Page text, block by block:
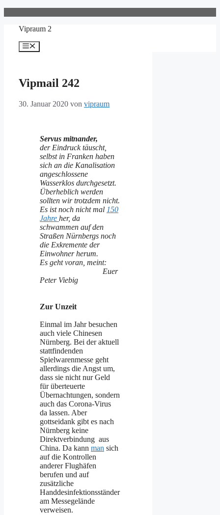
springenVipraum 2
Menü
Vipmail 242
30. Januar 2020 von vipraum
Servus mitnander,
der Eindruck täuscht,
selbst in Franken haben
sich an die Kanalisation
angeschlossene
Wasserklos durchgesetzt.
Überheblich werden
sollten wir trotzdem nicht.
Es ist noch nicht mal 150
Jahre her, da
schwammen auf den
Straßen Nürnbergs noch
die Exkremente der
Einwohner herum.
Es geht voran, meint:
Euer
Peter Viebig
Zur Unzeit
Einmal im Jahr besuchen
auch viele Chinesen
Nürnberg. Bei der aktuell
stattfindenden
Spielwarenmesse geht
allerdings die Angst um,
dass sie nicht nur Geld
für überteuerte
Übernachtungen, sondern
auch das Corona-Virus
da lassen. Aber
gottseidank gibt es nach
Nürnberg keine
Direktverbindung aus
China. Da kann man sich
auf die Kontrollen
anderer Flughäfen
berufen und auf
zusätzliche
Handdesinfektionsständer
am Messegelände
verweisen.